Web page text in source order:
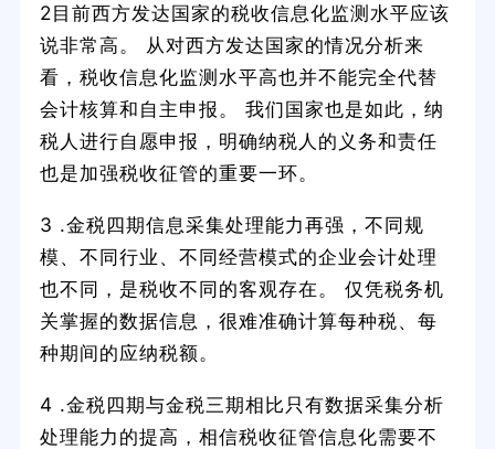
2目前西方发达国家的税收信息化监测水平应该
说非常高。 从对西方发达国家的情况分析来
看，税收信息化监测水平高也并不能完全代替
会计核算和自主申报。 我们国家也是如此，纳
税人进行自愿申报，明确纳税人的义务和责任
也是加强税收征管的重要一环。
3 .金税四期信息采集处理能力再强，不同规
模、不同行业、不同经营模式的企业会计处理
也不同，是税收不同的客观存在。 仅凭税务机
关掌握的数据信息，很难准确计算每种税、每
种期间的应纳税额。
4 .金税四期与金税三期相比只有数据采集分析
处理能力的提高，相信税收征管信息化需要不